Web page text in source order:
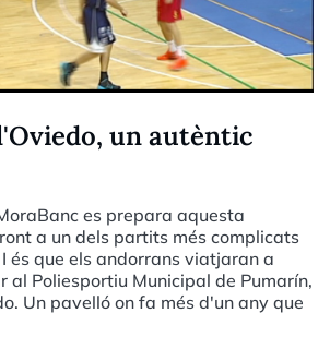
un autèntic
es prepara aquesta
a un dels partits més complicats
és que els andorrans viatjaran a
al Poliesportiu Municipal de Pumarín,
Un pavelló on fa més d'un any que